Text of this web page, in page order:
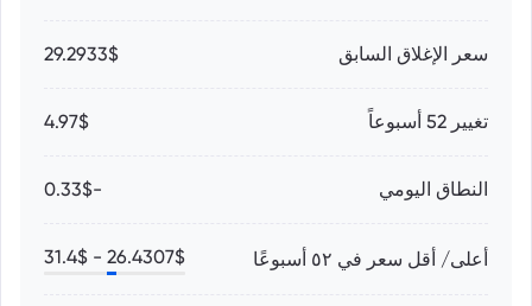
سعر الإغلاق السابق 29.2933$
تغيير 52 أسبوعاً 4.97$
النطاق اليومي -0.33$
أعلى/ أقل سعر في ٥٢ أسبوعًا 26.4307$ -
31.4$